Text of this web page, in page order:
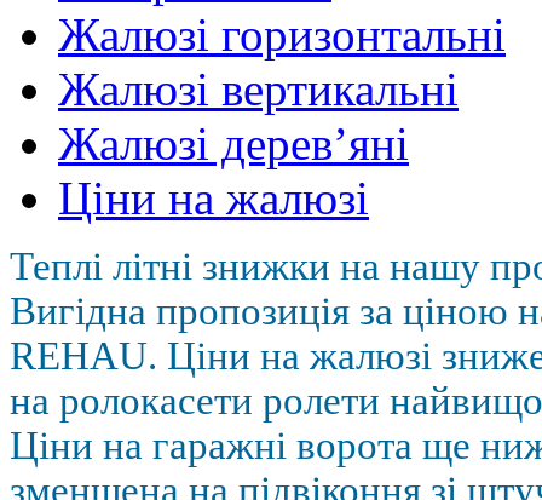
Жалюзі горизонтальні
Жалюзі вертикальні
Жалюзі дерев’яні
Ціни на жалюзі
Теплі літні знижки на нашу
Вигідна пропозиція за ціною
REHAU. Ціни на жалюзі
на ролокасети ролети
Ціни на гаражні ворота ще
зменшена на підвіконня зі